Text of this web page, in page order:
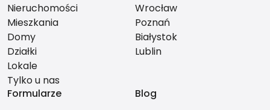
Nieruchomości
Mieszkania
Domy
Działki
Lokale
Tylko u nas
Wrocław
Poznań
Białystok
Lublin
Formularze
Blog